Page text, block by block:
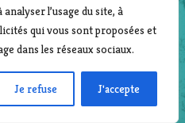
l’usage du site, à
qui vous sont proposées et
dans les réseaux sociaux.
Je refuse J'accepte